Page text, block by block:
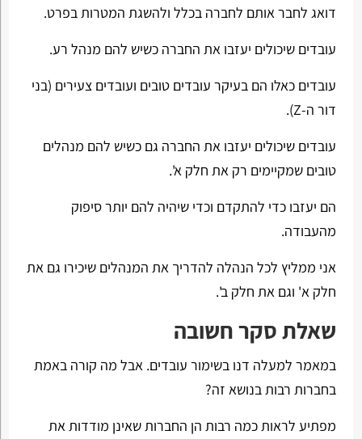
דואג לחבר אותם לחברה בכלל ולהשגת המטרות בפרט.
עובדים שיכולים יעזבו את החברה כשיש להם מנהל רע.
עובדים כאלו הם בעיקר עובדים טובים ועובדים צעירים (בני
דור ה-Z).
עובדים שיכולים יעזבו את החברה גם כשיש להם מנהלים
טובים שמקיימים רק את חלק א'.
הם יעזבו כדי להתקדם וכדי שיהיה להם יותר סיפוק
מהעבודה.
אני ממליץ לכל הנהלה להדריך את המנהלים שיכירו גם את
חלק א' וגם את חלק ב'.
שאלת סקר חשובה
במאמר למעלה דנו בשימור עובדים. אבל מה קורה באמת
בחברות רבות בנושא זה?
מפתיע לראות כמה רבות הן החברות שאינן מודדות את